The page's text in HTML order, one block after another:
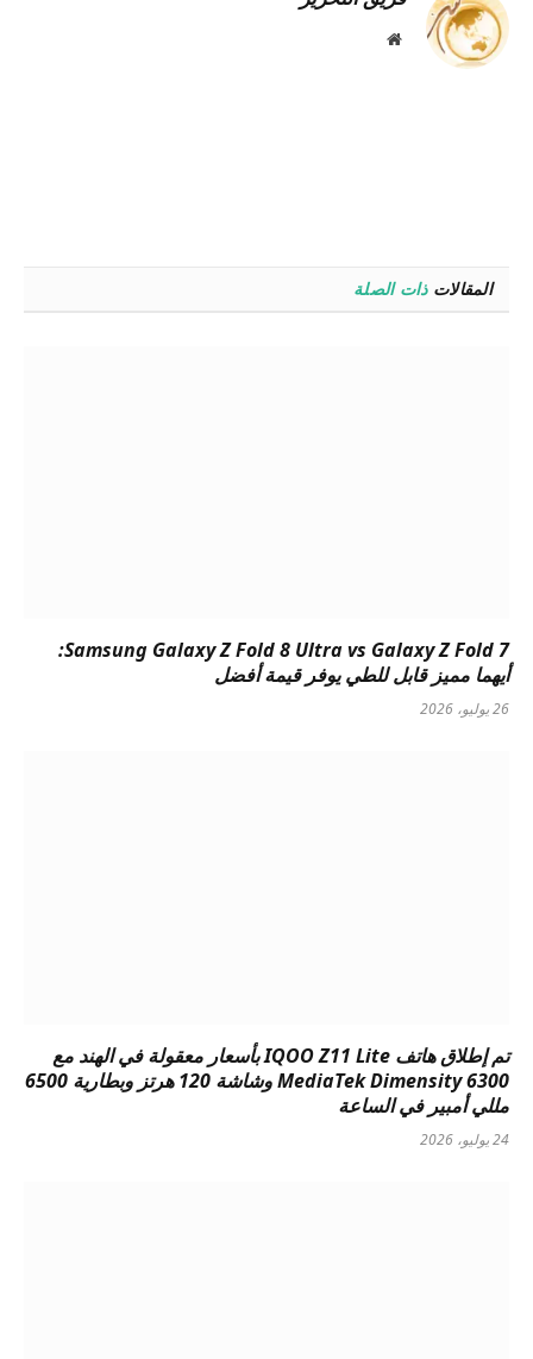
موقع
المقالاتذات الصلة
Samsung Galaxy Z Fold 8 Ultra vs Galaxy Z Fold 7:
أيهما مميز قابل للطي يوفر قيمة أفضل
26 يوليو، 2026
تم إطلاق هاتف IQOO Z11 Lite بأسعار معقولة في الهند مع
MediaTek Dimensity 6300 وشاشة 120 هرتز وبطارية 6500
مللي أمبير في الساعة
24 يوليو، 2026